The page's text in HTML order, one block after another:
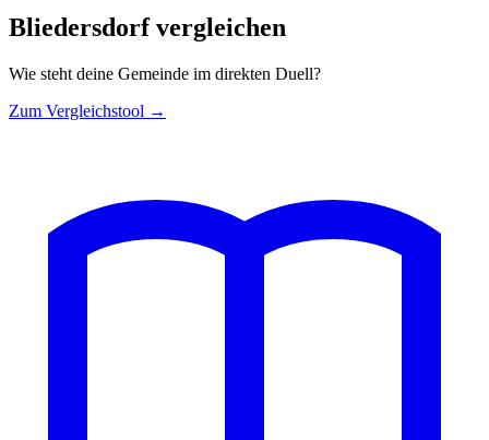
Bliedersdorf vergleichen
Wie steht deine Gemeinde im direkten Duell?
Zum Vergleichstool →